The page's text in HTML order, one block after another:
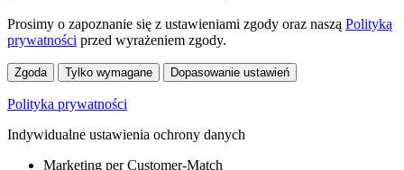
Prosimy o zapoznanie się z ustawieniami zgody oraz naszą Polityką
prywatności przed wyrażeniem zgody.
Zgoda Tylko wymagane Dopasowanie ustawień
Polityka prywatności
Indywidualne ustawienia ochrony danych
Marketing per Customer-Match